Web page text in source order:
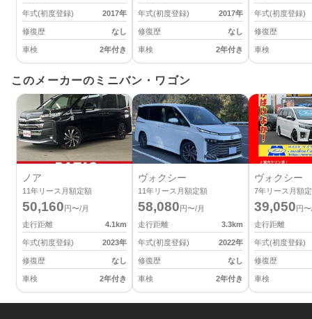
年式(初度登録) 2017年
修復歴 なし
車検 2年付き
年式(初度登録) 2017年
修復歴 なし
車検 2年付き
年式(初度登録)
修復歴
車検
このメーカーのミニバン・ワゴン
ノア
11年リース月額定額
50,160円〜/月
走行距離
4.1km
年式(初度登録) 2023年
修復歴 なし
車検 2年付き
ヴォクシー
11年リース月額定額
58,080円〜/月
走行距離
3.3km
年式(初度登録) 2022年
修復歴 なし
車検 2年付き
ヴォクシー
7年リース月額
39,050円
走行距離
年式(初度登録)
修復歴
車検